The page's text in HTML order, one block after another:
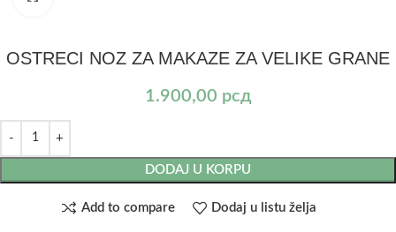
OSTRECI NOZ ZA MAKAZE ZA VELIKE GRANE
1.900,00 рсд
DODAJ U KORPU
Add to compare Dodaj u listu želja